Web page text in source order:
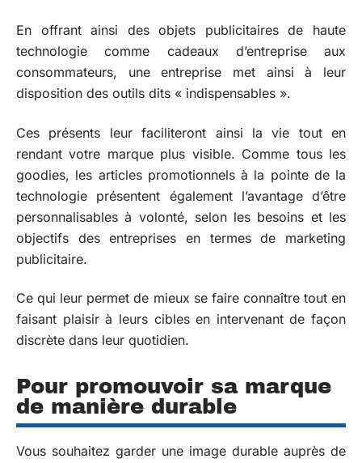
En offrant ainsi des objets publicitaires de haute
technologie comme cadeaux d’entreprise aux
consommateurs, une entreprise met ainsi à leur
disposition des outils dits « indispensables ».
Ces présents leur faciliteront ainsi la vie tout en
rendant votre marque plus visible. Comme tous les
goodies, les articles promotionnels à la pointe de la
technologie présentent également l’avantage d’être
personnalisables à volonté, selon les besoins et les
objectifs des entreprises en termes de marketing
publicitaire.
Ce qui leur permet de mieux se faire connaître tout en
faisant plaisir à leurs cibles en intervenant de façon
discrète dans leur quotidien.
Pour promouvoir sa marque
de manière durable
Vous souhaitez garder une image durable auprès de